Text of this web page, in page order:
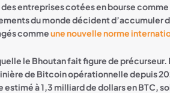
entreprises cotées en bourse
du monde décident d’accumuler
commeune nouvelle norme
le Bhoutan fait figure de
de Bitcoin opérationnelle depuis
à 1,3 milliard de dollars en BTC,